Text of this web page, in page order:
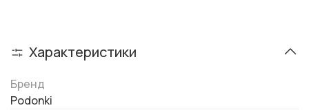
Характеристики
Бренд
Podonki